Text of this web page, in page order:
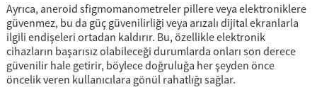
Ayrıca, aneroid sfigmomanometreler pillere veya elektroniklere
güvenmez, bu da güç güvenilirliği veya arızalı dijital ekranlarla
ilgili endişeleri ortadan kaldırır. Bu, özellikle elektronik
cihazların başarısız olabileceği durumlarda onları son derece
güvenilir hale getirir, böylece doğruluğa her şeyden önce
öncelik veren kullanıcılara gönül rahatlığı sağlar.